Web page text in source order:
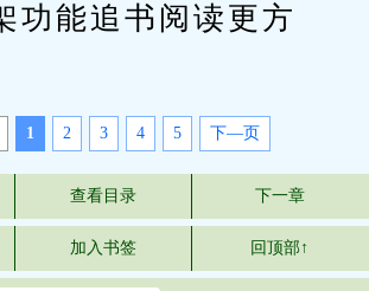
功能追书阅读更方
1 2 3 4 5 下—页
查看目录 下一章
加入书签 回顶部↑